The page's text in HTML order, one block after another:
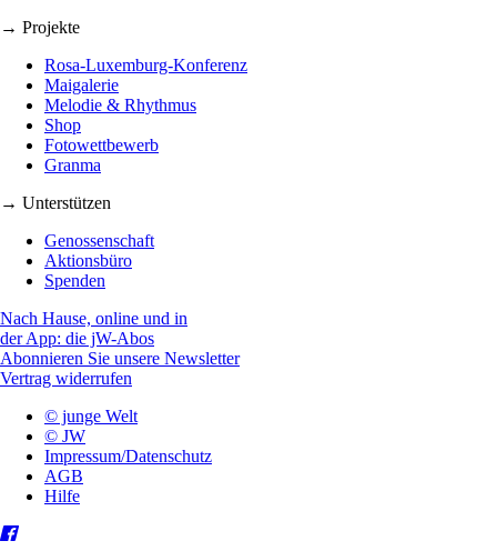
→ Projekte
Rosa-Luxemburg-Konferenz
Maigalerie
Melodie & Rhythmus
Shop
Fotowettbewerb
Granma
→ Unterstützen
Genossenschaft
Aktionsbüro
Spenden
Nach Hause, online und in
der App: die jW-Abos
Abonnieren Sie unsere Newsletter
Vertrag widerrufen
© junge Welt
© JW
Impressum/Datenschutz
AGB
Hilfe